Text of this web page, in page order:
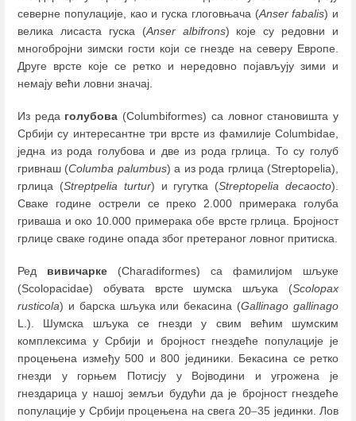
северне популације, као и гуска глоговњача (Anser fabalis) и
велика лисаста гуска (Anser albifrons) које су редовни и
многобројни зимски гости који се гнезде на северу Европе.
Друге врсте које се ретко и нередовно појављују зими и
немају већи ловни значај.
Из реда голубова (Columbiformes) са ловног становишта у
Србији су интересантне три врсте из фамилије Columbidae,
једна из рода голубова и две из рода грлица. То су голуб
гривнаш (Columba palumbus) а из рода грлица (Streptopelia),
грлица (Streptpelia turtur) и гугутка (Streptopelia decaocto).
Сваке године острели се преко 2.000 примерака голуба
гриваша и око 10.000 примерака обе врсте грлица. Бројност
грлице сваке године опада због претераног ловног притиска.
Ред вивичарке (Charаdiformes) са фамилијом шљуке
(Scolopacidae) обувата врсте шумска шљука (Scolopax
rusticola) и барска шљука или бекасина (Gallinago gallinago
L.). Шумска шљука се гнезди у свим већим шумским
комплексима у Србији и бројност гнездеће популације је
процењена између 500 и 800 јединики. Бекасина се ретко
гнезди у горњем Потисју у Војводини и угрожена је
гнездарица у нашој земљи будући да је бројност гнездеће
популације у Србији процењена на свега 20–35 јединки. Лов